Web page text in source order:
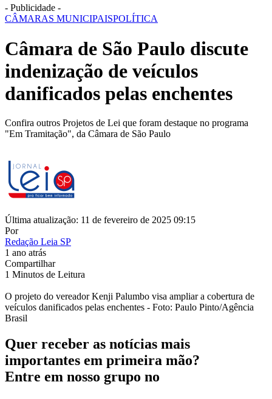
- Publicidade -
CÂMARAS MUNICIPAISPOLÍTICA
Câmara de São Paulo discute
indenização de veículos
danificados pelas enchentes
Confira outros Projetos de Lei que foram destaque no programa
"Em Tramitação", da Câmara de São Paulo
Última atualização: 11 de fevereiro de 2025 09:15
Por
Redação Leia SP
1 ano atrás
Compartilhar
1 Minutos de Leitura
O projeto do vereador Kenji Palumbo visa ampliar a cobertura de
veículos danificados pelas enchentes - Foto: Paulo Pinto/Agência
Brasil
Quer receber as notícias mais
importantes em primeira mão?
Entre em nosso grupo no